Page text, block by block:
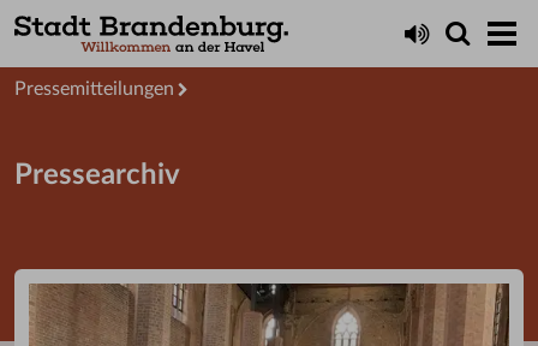
Presseservice
Pressemitteilungen
Pressearchiv